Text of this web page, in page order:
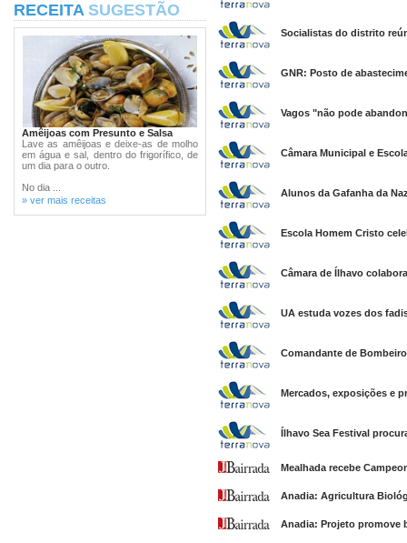
RECEITA SUGESTÃO
Amêijoas com Presunto e Salsa
Lave as amêijoas e deixe-as de molho
em água e sal, dentro do frigorífico, de
um dia para o outro.
No dia ...
» ver mais receitas
Socialistas do distrito
GNR: Posto de
Vagos "não pode
Câmara Municipal e
Alunos da Gafanha da
Escola Homem Cristo
Câmara de Ílhavo
UA estuda vozes dos
Comandante de
Mercados, exposições e
Ílhavo Sea Festival
Mealhada recebe
Anadia: Agricultura
Anadia: Projeto promove